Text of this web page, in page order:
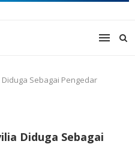
Sebagai Pengedar
Diduga Sebagai